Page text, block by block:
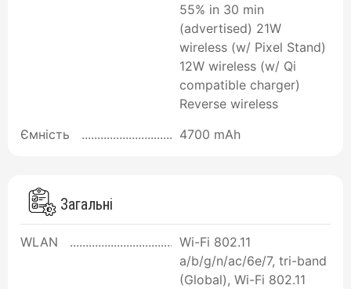
55% in 30 min
(advertised) 21W
wireless (w/ Pixel Stand)
12W wireless (w/ Qi
compatible charger)
Reverse wireless
Ємність
4700 mAh
Загальні
WLAN
Wi-Fi 802.11
a/b/g/n/ac/6e/7, tri-band
(Global), Wi-Fi 802.11